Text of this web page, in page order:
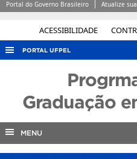
ACESSIBILIDADE
Portal do Governo Brasileiro Atualize
PORTAL UFPEL
CONCURSOS
EDITAIS
Graduação
MENU